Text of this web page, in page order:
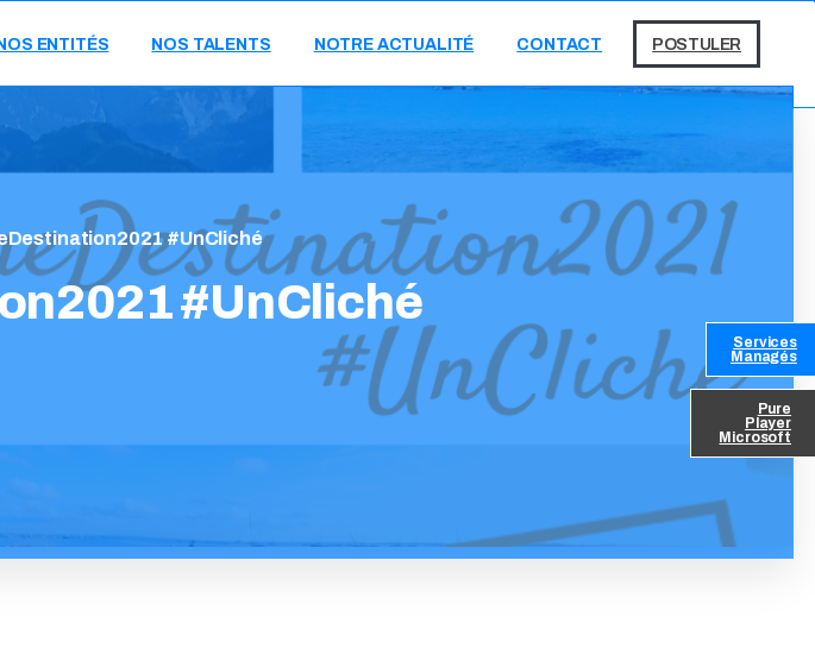
ENTITÉS NOS TALENTS NOTRE ACTUALITÉ CONTACT POSTULER
Services
Managés
Pure
Player
Microsoft
#UnCliché
#UnCliché